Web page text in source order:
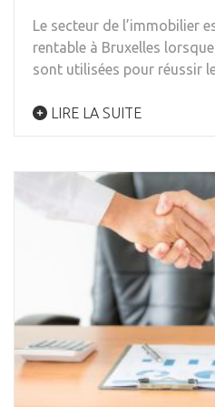
Le secteur de l’immobilier
rentable à Bruxelles
sont utilisées pour réussir
LIRE LA SUITE